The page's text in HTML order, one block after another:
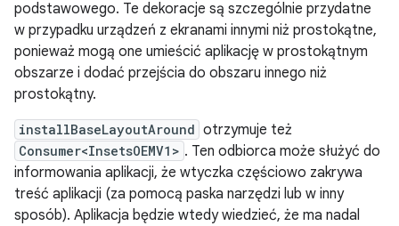
podstawowego. Te dekoracje są szczególnie przydatne
w przypadku urządzeń z ekranami innymi niż prostokątne,
ponieważ mogą one umieścić aplikację w prostokątnym
obszarze i dodać przejścia do obszaru innego niż
prostokątny.
installBaseLayoutAround otrzymuje też
Consumer<InsetsOEMV1> . Ten odbiorca może służyć do
informowania aplikacji, że wtyczka częściowo zakrywa
treść aplikacji (za pomocą paska narzędzi lub w inny
sposób). Aplikacja będzie wtedy wiedzieć, że ma nadal